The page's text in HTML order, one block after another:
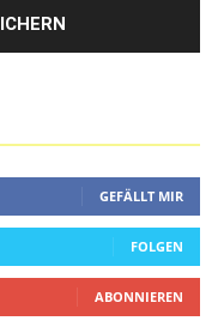
GEFÄLLT MIR
FOLGEN
ABONNIEREN